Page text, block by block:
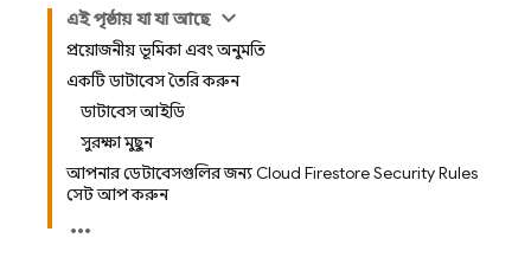
এই পৃষ্ঠায় যা যা আছে
প্রয়োজনীয় ভূমিকা এবং অনুমতি
একটি ডাটাবেস তৈরি করুন
ডাটাবেস আইডি
সুরক্ষা মুছুন
আপনার ডেটাবেসগুলির জন্য Cloud Firestore Security Rules
সেট আপ করুন